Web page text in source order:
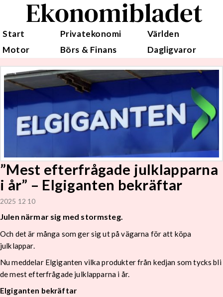
Ekonomibladet
Start Privatekonomi
Världen
Motor
Börs & Finans Dagligvaror
”Mest efterfrågade julklapparna
i år” – Elgiganten bekräftar
2025 12 10
Julen närmar sig med stormsteg.
Och det är många som ger sig ut på vägarna för att köpa
julklappar.
Nu meddelar Elgiganten vilka produkter från kedjan som tycks bli
de mest efterfrågade julklapparna i år.
Elgiganten bekräftar